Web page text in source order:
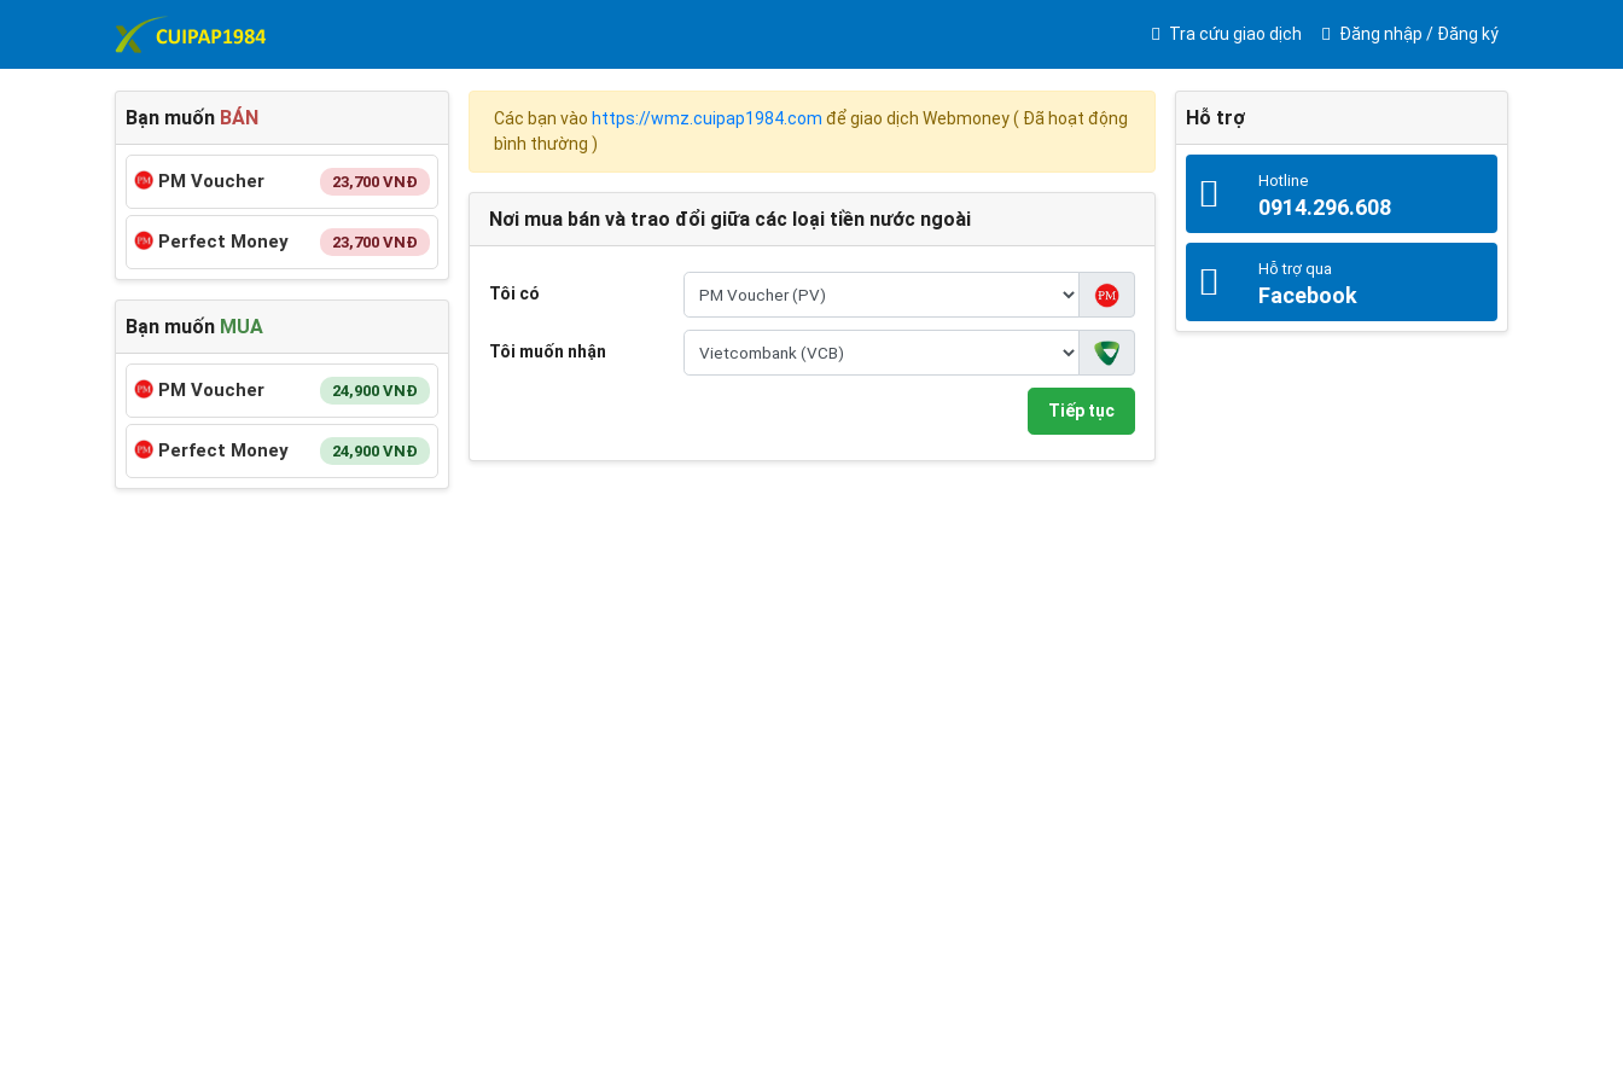
Tra cứu giao dịch Đăng nhập / Đăng ký
Bạn muốn BÁN
PM Voucher 23,700VNĐ
Perfect Money 23,700VNĐ
Bạn muốn MUA
PM Voucher 24,900VNĐ
Perfect Money 24,900VNĐ
Các bạn vào https://wmz.cuipap1984.com để giao dịch Webmoney ( Đã hoạt động
bình thường )
Nơi mua bán và trao đổi giữa các loại tiền nước ngoài
Tôi có
Tôi muốn nhận
Tiếp tục
Hỗ trợ
Hotline
0914.296.608
Hỗ trợ qua
Facebook